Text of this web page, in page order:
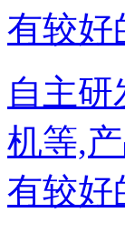
有较好
自主
机等,
有较好